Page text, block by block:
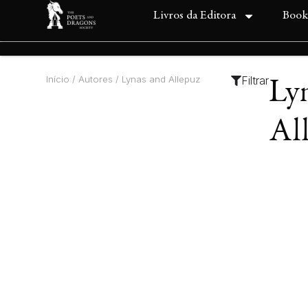
Livros da Editora
Início / Autores / Lynas and Allepuz Filtrar